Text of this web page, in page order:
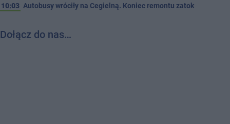
10:03 Autobusy wróciły na Cegielną. Koniec remontu zatok
Dołącz do nas…